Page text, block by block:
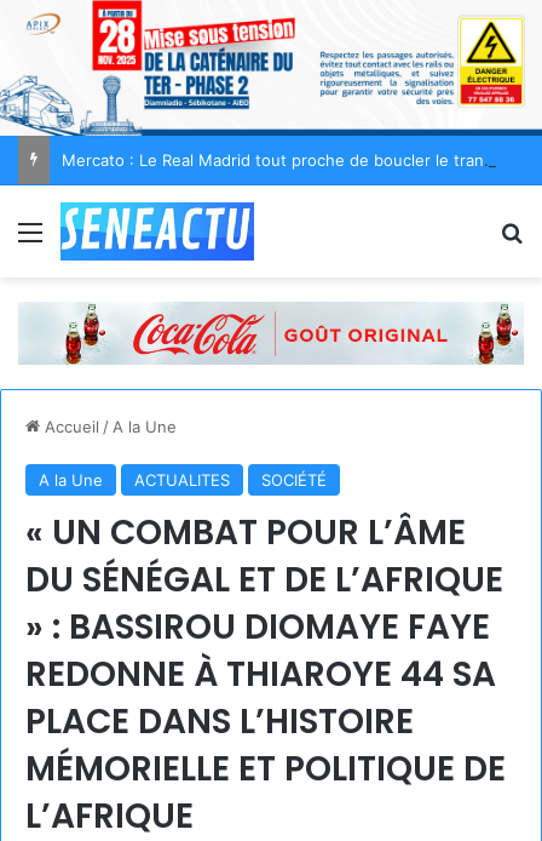
Mercato : Le Real Madrid tout proche de boucler le transfert de Yan Diomandé pour 140 M€
Menu
Accueil / A la Une
A la Une ACTUALITES SOCIÉTÉ
« UN COMBAT POUR L’ÂME
DU SÉNÉGAL ET DE L’AFRIQUE
» : BASSIROU DIOMAYE FAYE
REDONNE À THIAROYE 44 SA
PLACE DANS L’HISTOIRE
MÉMORIELLE ET POLITIQUE DE
L’AFRIQUE